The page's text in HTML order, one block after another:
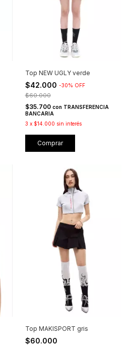
Top NEW UGLY verde
$42.000 -30% OFF
$60.000
$35.700 con TRANSFERENCIA
BANCARIA
3 x $14.000 sin interés
Comprar
Top MAKISPORT gris
$60.000